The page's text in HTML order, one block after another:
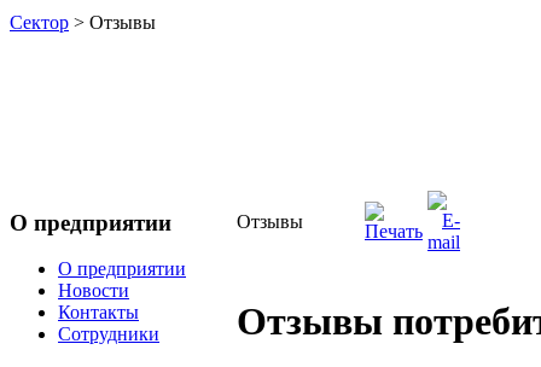
Сектор > Отзывы
О предприятии
О предприятии
Новости
Контакты
Сотрудники
Отзывы
Отзывы